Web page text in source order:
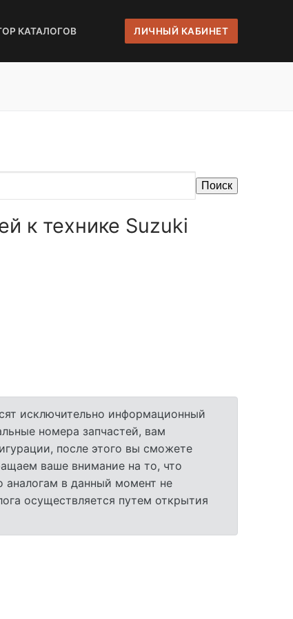
КАТАЛОГОВ ЛИЧНЫЙ КАБИНЕТ
Поиск
к технике Suzuki
исключительно информационный
номера запчастей, вам
после этого вы сможете
ваше внимание на то, что
аналогам в данный момент не
осуществляется путем открытия